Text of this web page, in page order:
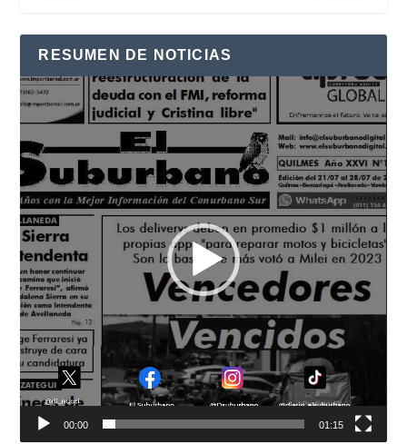
RESUMEN DE NOTICIAS
Reproductor
de
vídeo
00:00 01:15